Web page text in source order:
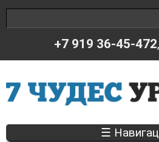
Форма поиска
+7 919 36-45-472,
☰